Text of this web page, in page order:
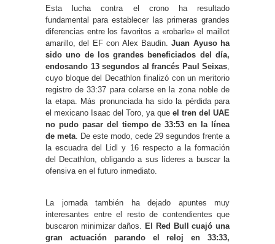
Esta lucha contra el crono ha resultado
fundamental para establecer las primeras grandes
diferencias entre los favoritos a «robarle» el maillot
amarillo, del EF con Alex Baudin.Juan Ayuso ha
sido uno de los grandes beneficiados del día,
endosando 13 segundos al francés Paul Seixas,
cuyo bloque del Decathlon finalizó con un meritorio
registro de 33:37 para colarse en la zona noble de
la etapa. Más pronunciada ha sido la pérdida para
el mexicano Isaac del Toro, ya que el tren del UAE
no pudo pasar del tiempo de 33:53 en la línea
de meta. De este modo, cede 29 segundos frente a
la escuadra del Lidl y 16 respecto a la formación
del Decathlon, obligando a sus líderes a buscar la
ofensiva en el futuro inmediato.
La jornada también ha dejado apuntes muy
interesantes entre el resto de contendientes que
buscaron minimizar daños. El Red Bull cuajó una
gran actuación parando el reloj en 33:33,